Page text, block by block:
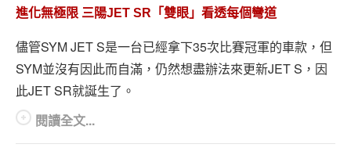
進化無極限 三陽JET SR「雙眼」看透每個彎道
儘管SYM JET S是一台已經拿下35次比賽冠軍的車款，但
SYM並沒有因此而自滿，仍然想盡辦法來更新JET S，因
此JET SR就誕生了。
閱讀全文...